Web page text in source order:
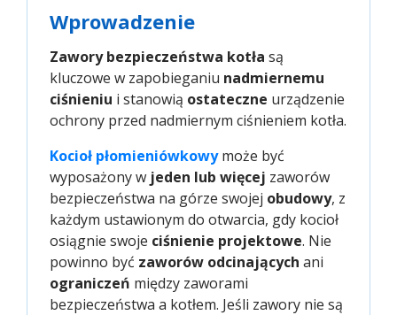
Wprowadzenie
Zawory bezpieczeństwa kotła są
kluczowe w zapobieganiu nadmiernemu
ciśnieniu i stanowią ostateczne urządzenie
ochrony przed nadmiernym ciśnieniem kotła.
Kocioł płomieniówkowymoże być
wyposażony w jeden lub więcej zaworów
bezpieczeństwa na górze swojej obudowy, z
każdym ustawionym do otwarcia, gdy kocioł
osiągnie swoje ciśnienie projektowe. Nie
powinno być zaworów odcinających ani
ograniczeń między zaworami
bezpieczeństwa a kotłem. Jeśli zawory nie są